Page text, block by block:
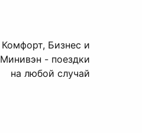
Комфорт, Бизнес и
Минивэн - поездки
на любой случай